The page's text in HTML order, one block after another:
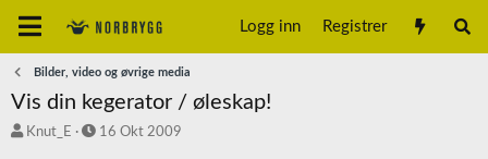
Logg inn Registrer
Bilder, video og øvrige media
Vis din kegerator / øleskap!
T
Knut_E
S16 Okt 2009